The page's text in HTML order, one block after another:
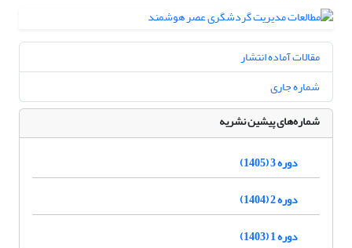
مقالات آماده انتشار
شماره جاری
شماره‌های پیشین نشریه
دوره 3 (1405)
دوره 2 (1404)
دوره 1 (1403)